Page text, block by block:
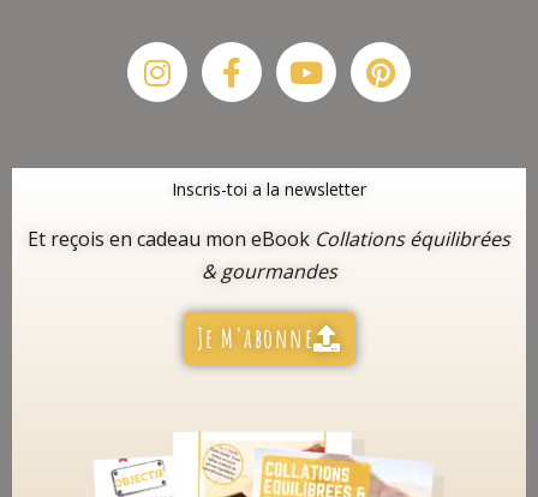
InstagramFacebook-
f
YoutubePinterest
Inscris-toi a la newsletter
Et reçois en cadeau mon eBook Collations équilibrées
& gourmandes
Je M'abonne